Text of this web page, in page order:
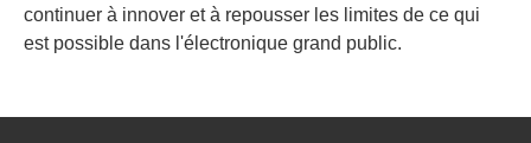
continuer à innover et à repousser les limites de ce qui
est possible dans l'électronique grand public.